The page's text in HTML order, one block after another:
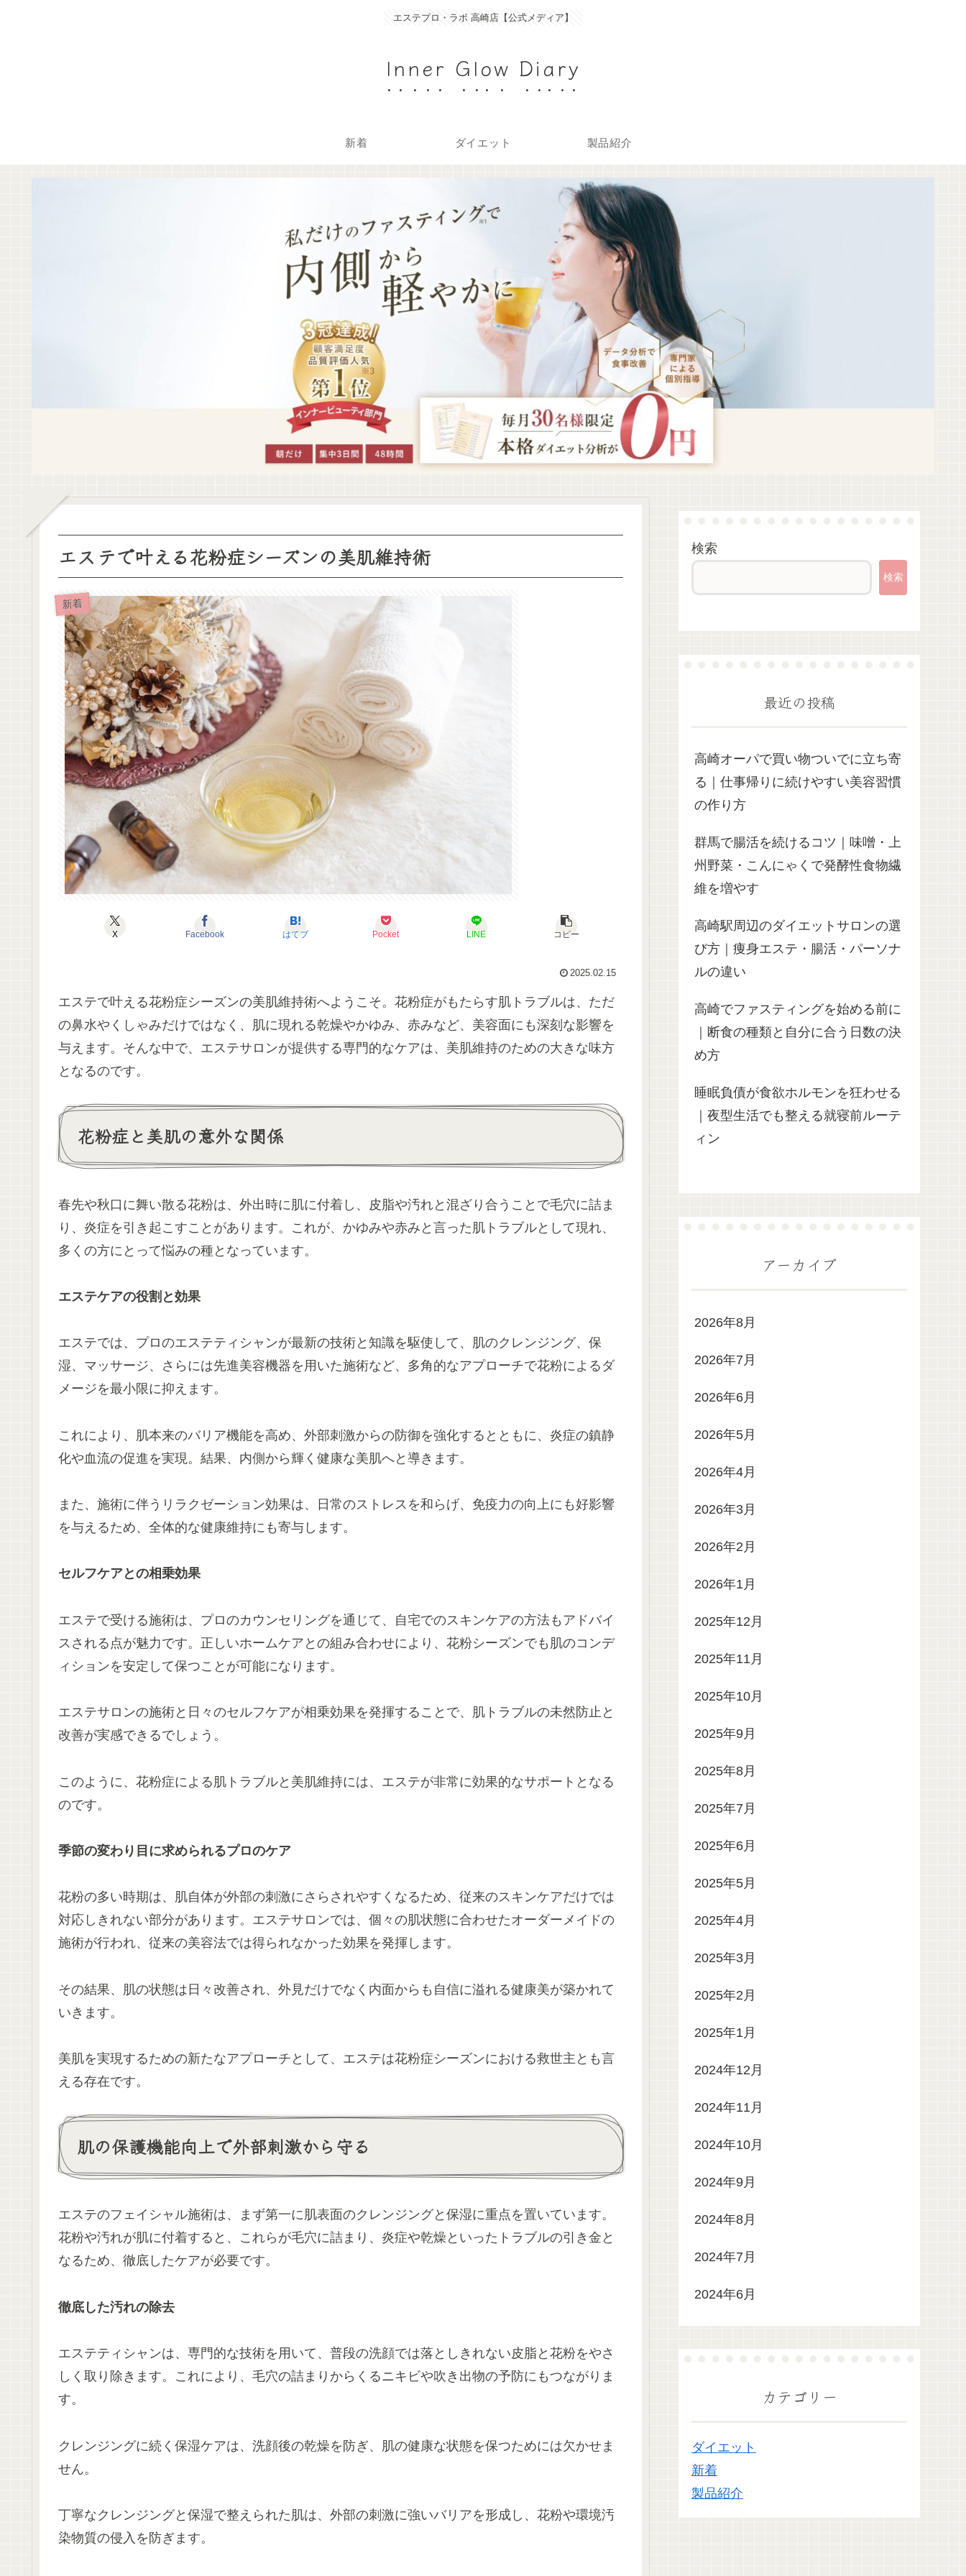
エステプロ・ラボ 高崎店【公式メディア】
Inner Glow Diary
新着 ダイエット 製品紹介
エステで叶える花粉症シーズンの美肌維持術
新着
X Facebook はてブ Pocket LINE コピー
2025.02.15
エステで叶える花粉症シーズンの美肌維持術へようこそ。花粉症がもたらす肌トラブルは、ただ
の鼻水やくしゃみだけではなく、肌に現れる乾燥やかゆみ、赤みなど、美容面にも深刻な影響を
与えます。そんな中で、エステサロンが提供する専門的なケアは、美肌維持のための大きな味方
となるのです。
花粉症と美肌の意外な関係
春先や秋口に舞い散る花粉は、外出時に肌に付着し、皮脂や汚れと混ざり合うことで毛穴に詰ま
り、炎症を引き起こすことがあります。これが、かゆみや赤みと言った肌トラブルとして現れ、
多くの方にとって悩みの種となっています。
エステケアの役割と効果
エステでは、プロのエステティシャンが最新の技術と知識を駆使して、肌のクレンジング、保
湿、マッサージ、さらには先進美容機器を用いた施術など、多角的なアプローチで花粉によるダ
メージを最小限に抑えます。
これにより、肌本来のバリア機能を高め、外部刺激からの防御を強化するとともに、炎症の鎮静
化や血流の促進を実現。結果、内側から輝く健康な美肌へと導きます。
また、施術に伴うリラクゼーション効果は、日常のストレスを和らげ、免疫力の向上にも好影響
を与えるため、全体的な健康維持にも寄与します。
セルフケアとの相乗効果
エステで受ける施術は、プロのカウンセリングを通じて、自宅でのスキンケアの方法もアドバイ
スされる点が魅力です。正しいホームケアとの組み合わせにより、花粉シーズンでも肌のコンデ
ィションを安定して保つことが可能になります。
エステサロンの施術と日々のセルフケアが相乗効果を発揮することで、肌トラブルの未然防止と
改善が実感できるでしょう。
このように、花粉症による肌トラブルと美肌維持には、エステが非常に効果的なサポートとなる
のです。
季節の変わり目に求められるプロのケア
花粉の多い時期は、肌自体が外部の刺激にさらされやすくなるため、従来のスキンケアだけでは
対応しきれない部分があります。エステサロンでは、個々の肌状態に合わせたオーダーメイドの
施術が行われ、従来の美容法では得られなかった効果を発揮します。
その結果、肌の状態は日々改善され、外見だけでなく内面からも自信に溢れる健康美が築かれて
いきます。
美肌を実現するための新たなアプローチとして、エステは花粉症シーズンにおける救世主とも言
える存在です。
肌の保護機能向上で外部刺激から守る
エステのフェイシャル施術は、まず第一に肌表面のクレンジングと保湿に重点を置いています。
花粉や汚れが肌に付着すると、これらが毛穴に詰まり、炎症や乾燥といったトラブルの引き金と
なるため、徹底したケアが必要です。
徹底した汚れの除去
エステティシャンは、専門的な技術を用いて、普段の洗顔では落としきれない皮脂と花粉をやさ
しく取り除きます。これにより、毛穴の詰まりからくるニキビや吹き出物の予防にもつながりま
す。
クレンジングに続く保湿ケアは、洗顔後の乾燥を防ぎ、肌の健康な状態を保つためには欠かせま
せん。
丁寧なクレンジングと保湿で整えられた肌は、外部の刺激に強いバリアを形成し、花粉や環境汚
染物質の侵入を防ぎます。
検索
検索
最近の投稿
高崎オーパで買い物ついでに立ち寄
る｜仕事帰りに続けやすい美容習慣
の作り方
群馬で腸活を続けるコツ｜味噌・上
州野菜・こんにゃくで発酵性食物繊
維を増やす
高崎駅周辺のダイエットサロンの選
び方｜痩身エステ・腸活・パーソナ
ルの違い
高崎でファスティングを始める前に
｜断食の種類と自分に合う日数の決
め方
睡眠負債が食欲ホルモンを狂わせる
｜夜型生活でも整える就寝前ルーテ
ィン
アーカイブ
2026年8月
2026年7月
2026年6月
2026年5月
2026年4月
2026年3月
2026年2月
2026年1月
2025年12月
2025年11月
2025年10月
2025年9月
2025年8月
2025年7月
2025年6月
2025年5月
2025年4月
2025年3月
2025年2月
2025年1月
2024年12月
2024年11月
2024年10月
2024年9月
2024年8月
2024年7月
2024年6月
カテゴリー
ダイエット
新着
製品紹介